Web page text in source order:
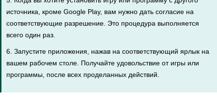
источника, кроме Google Play, вам нужно дать согласие на
соответствующие разрешение. Это процедура выполняется
всего один раз.
6. Запустите приложения, нажав на соответствующий ярлык на
вашем рабочем столе. Получайте удовольствие от игры или
программы, после всех проделанных действий.